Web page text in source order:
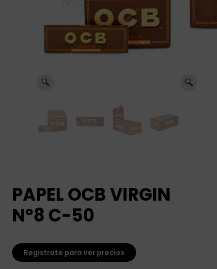
PAPEL OCB VIRGIN
Nº8 C-50
Registrate para ver precios